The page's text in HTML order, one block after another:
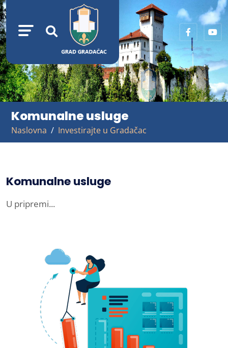
Komunalne usluge
Naslovna Investirajte u Gradačac
Komunalne usluge
U pripremi...